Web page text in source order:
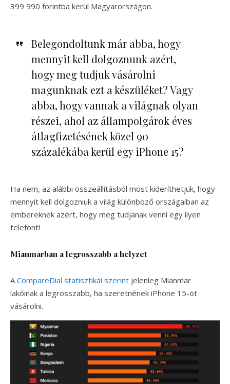
399 990 forintba kerül Magyarországon.
Belegondoltunk már abba, hogy
mennyit kell dolgoznunk azért,
hogy meg tudjuk vásárolni
magunknak ezt a készüléket? Vagy
abba, hogy vannak a világnak olyan
részei, ahol az állampolgárok éves
átlagfizetésének közel 90
százalékába kerül egy iPhone 15?
Ha nem, az alábbi összeállításból most kideríthetjük, hogy
mennyit kell dolgozniuk a világ különböző országaiban az
embereknek azért, hogy meg tudjanak venni egy ilyen
telefont!
Mianmarban a legrosszabb a helyzet
A CompareDial statisztikái szerint jelenleg Mianmar
lakóinak a legrosszabb, ha szeretnének iPhone 15-öt
vásárolni.